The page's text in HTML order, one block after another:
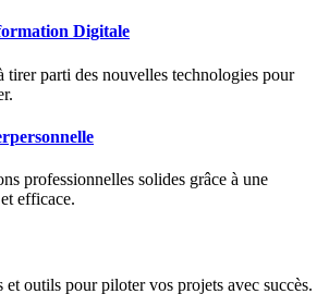
Digitale
tirer parti des nouvelles technologies pour
professionnelles solides grâce à une
efficace.
et outils pour piloter vos projets avec succès.